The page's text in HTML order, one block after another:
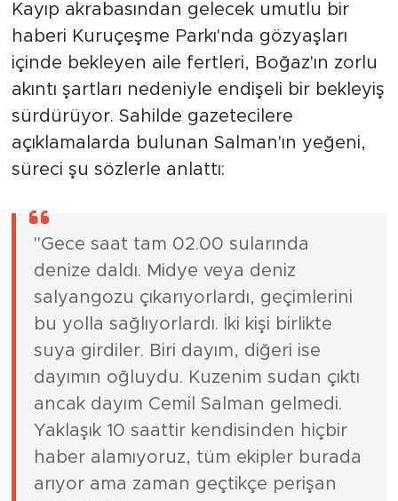
Kayıp akrabasından gelecek umutlu bir
haberi Kuruçeşme Parkı'nda gözyaşları
içinde bekleyen aile fertleri, Boğaz'ın zorlu
akıntı şartları nedeniyle endişeli bir bekleyiş
sürdürüyor. Sahilde gazetecilere
açıklamalarda bulunan Salman'ın yeğeni,
süreci şu sözlerle anlattı:
"Gece saat tam 02.00 sularında
denize daldı. Midye veya deniz
salyangozu çıkarıyorlardı, geçimlerini
bu yolla sağlıyorlardı. İki kişi birlikte
suya girdiler. Biri dayım, diğeri ise
dayımın oğluydu. Kuzenim sudan çıktı
ancak dayım Cemil Salman gelmedi.
Yaklaşık 10 saattir kendisinden hiçbir
haber alamıyoruz, tüm ekipler burada
arıyor ama zaman geçtikçe perişan